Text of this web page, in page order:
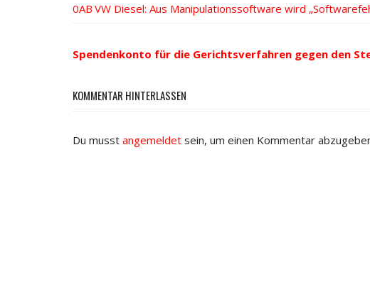
Navigation
Vorheriger
VW Diesel: Aus Manipulationssoftware wird
Spendenkonto für die Gerichtsverfahren gegen den
KOMMENTAR HINTERLASSEN
Du musst angemeldet sein, um einen Kommentar